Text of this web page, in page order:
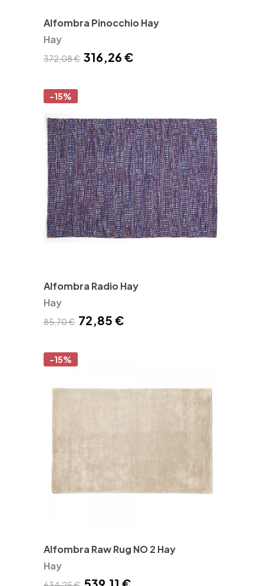
Alfombra Pinocchio Hay
Hay
372,08 € 316,26 €
-15%
Alfombra Radio Hay
Hay
85,70 € 72,85 €
-15%
Alfombra Raw Rug NO 2 Hay
Hay